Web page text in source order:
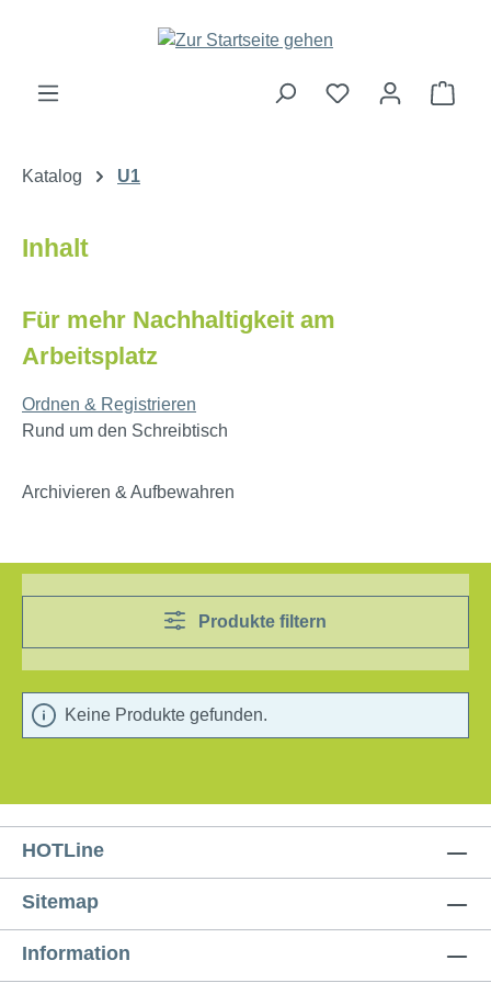
Zum Hauptinhalt springen
Katalog U1
Inhalt
Für mehr Nachhaltigkeit am
Arbeitsplatz
Ordnen & Registrieren
Rund um den Schreibtisch
Archivieren & Aufbewahren
Produkte filtern
Keine Produkte gefunden.
HOTLine
Sitemap
Information